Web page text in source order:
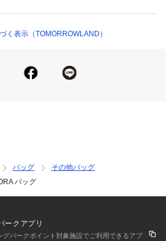
技術を継承し続けてきた人気のバッ
広いラインナップを展開している。
分ご注意ください。
く表示（TOMORROWLAND）
バッグ
その他バッグ
バッグ
ークアプリ
グパークポイント対象施設でご利用できるアプ